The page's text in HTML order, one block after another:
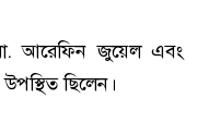
আরেফিন জুয়েল এবং
উপস্থিত ছিলেন।